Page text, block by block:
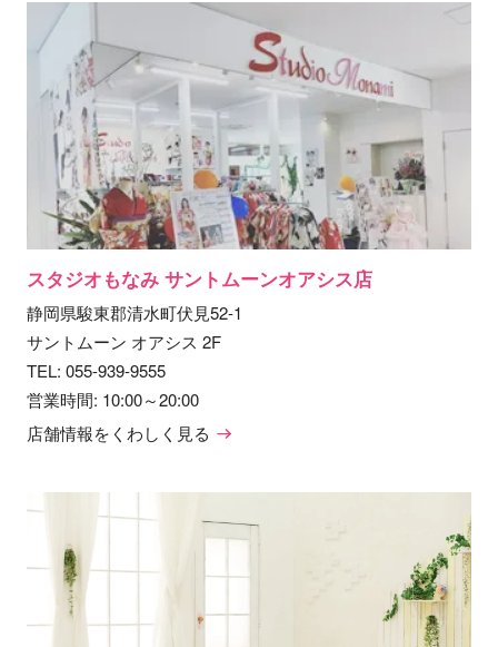
スタジオもなみ サントムーンオアシス店
静岡県駿東郡清水町伏見52-1
サントムーン オアシス 2F
TEL: 055-939-9555
営業時間: 10:00～20:00
店舗情報をくわしく見る